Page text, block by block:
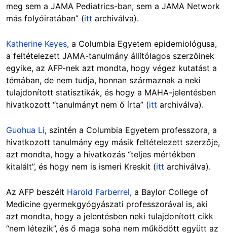
meg sem a JAMA Pediatrics-ban, sem a JAMA Network
más folyóiratában” (itt archiválva).
Katherine Keyes, a Columbia Egyetem epidemiológusa,
a feltételezett JAMA-tanulmány állítólagos szerzőinek
egyike, az AFP-nek azt mondta, hogy végez kutatást a
témában, de nem tudja, honnan származnak a neki
tulajdonított statisztikák, és hogy a MAHA-jelentésben
hivatkozott “tanulmányt nem ő írta” (itt archiválva).
Guohua Li, szintén a Columbia Egyetem professzora, a
hivatkozott tanulmány egy másik feltételezett szerzője,
azt mondta, hogy a hivatkozás “teljes mértékben
kitalált”, és hogy nem is ismeri Kreskit (itt archiválva).
Az AFP beszélt Harold Farberrel, a Baylor College of
Medicine gyermekgyógyászati professzorával is, aki
azt mondta, hogy a jelentésben neki tulajdonított cikk
“nem létezik”, és ő maga soha nem működött együtt az